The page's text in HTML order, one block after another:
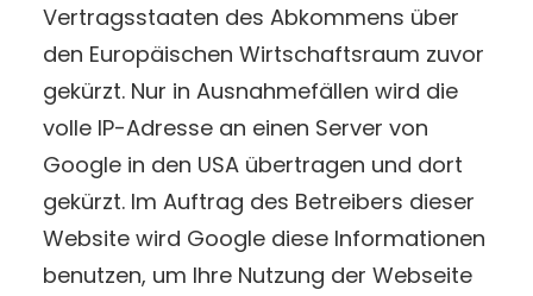
Vertragsstaaten des Abkommens über
den Europäischen Wirtschaftsraum zuvor
gekürzt. Nur in Ausnahmefällen wird die
volle IP-Adresse an einen Server von
Google in den USA übertragen und dort
gekürzt. Im Auftrag des Betreibers dieser
Website wird Google diese Informationen
benutzen, um Ihre Nutzung der Webseite